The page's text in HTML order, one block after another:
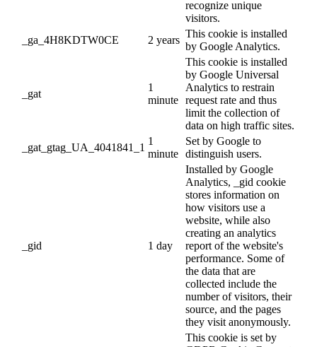
recognize unique
visitors.
_ga_4H8KDTW0CE
2 years
This cookie is installed
by Google Analytics.
_gat
1
minute
This cookie is installed
by Google Universal
Analytics to restrain
request rate and thus
limit the collection of
data on high traffic sites.
_gat_gtag_UA_4041841_1
1
minute
Set by Google to
distinguish users.
_gid 1 day
Installed by Google
Analytics, _gid cookie
stores information on
how visitors use a
website, while also
creating an analytics
report of the website's
performance. Some of
the data that are
collected include the
number of visitors, their
source, and the pages
they visit anonymously.
This cookie is set by